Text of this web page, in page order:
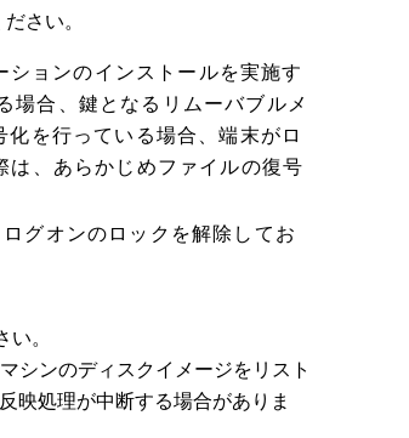
さい。
ョンのインストールを実施す
場合、鍵となるリムーバブルメ
を行っている場合、端末がロ
、あらかじめファイルの復号
グオンのロックを解除してお
。
シンのディスクイメージをリスト
映処理が中断する場合がありま